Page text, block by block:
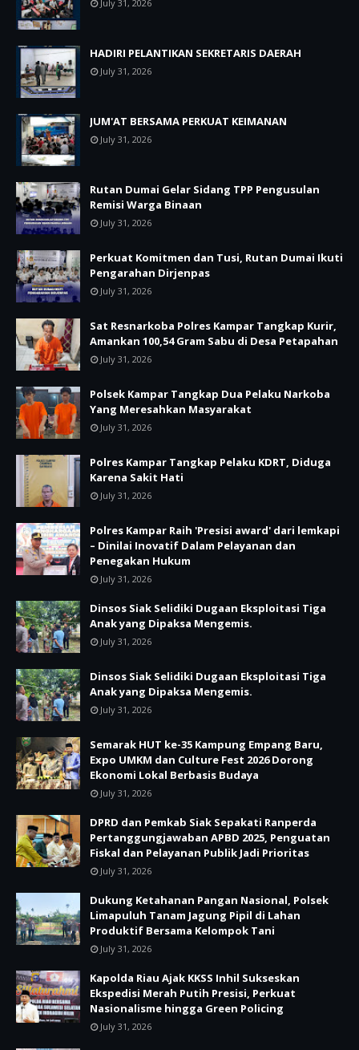
July 31, 2026
HADIRI PELANTIKAN SEKRETARIS DAERAH
July 31, 2026
JUM'AT BERSAMA PERKUAT KEIMANAN
July 31, 2026
Rutan Dumai Gelar Sidang TPP Pengusulan
Remisi Warga Binaan
July 31, 2026
Perkuat Komitmen dan Tusi, Rutan Dumai Ikuti
Pengarahan Dirjenpas
July 31, 2026
Sat Resnarkoba Polres Kampar Tangkap Kurir,
Amankan 100,54 Gram Sabu di Desa Petapahan
July 31, 2026
Polsek Kampar Tangkap Dua Pelaku Narkoba
Yang Meresahkan Masyarakat
July 31, 2026
Polres Kampar Tangkap Pelaku KDRT, Diduga
Karena Sakit Hati
July 31, 2026
Polres Kampar Raih 'Presisi award' dari lemkapi
– Dinilai Inovatif Dalam Pelayanan dan
Penegakan Hukum
July 31, 2026
Dinsos Siak Selidiki Dugaan Eksploitasi Tiga
Anak yang Dipaksa Mengemis.
July 31, 2026
Dinsos Siak Selidiki Dugaan Eksploitasi Tiga
Anak yang Dipaksa Mengemis.
July 31, 2026
Semarak HUT ke-35 Kampung Empang Baru,
Expo UMKM dan Culture Fest 2026 Dorong
Ekonomi Lokal Berbasis Budaya
July 31, 2026
DPRD dan Pemkab Siak Sepakati Ranperda
Pertanggungjawaban APBD 2025, Penguatan
Fiskal dan Pelayanan Publik Jadi Prioritas
July 31, 2026
Dukung Ketahanan Pangan Nasional, Polsek
Limapuluh Tanam Jagung Pipil di Lahan
Produktif Bersama Kelompok Tani
July 31, 2026
Kapolda Riau Ajak KKSS Inhil Sukseskan
Ekspedisi Merah Putih Presisi, Perkuat
Nasionalisme hingga Green Policing
July 31, 2026